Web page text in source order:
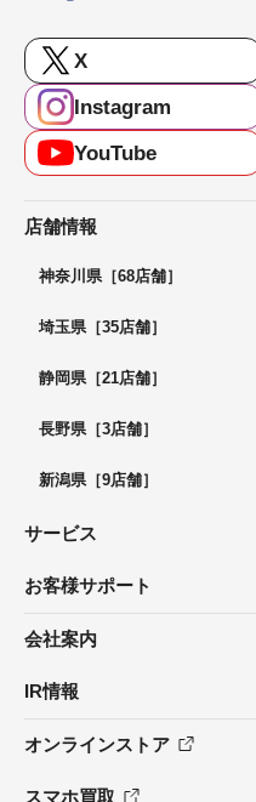
X
Instagram
YouTube
店舗情報
神奈川県［68店舗］
埼玉県［35店舗］
静岡県［21店舗］
長野県［3店舗］
新潟県［9店舗］
サービス
お客様サポート
会社案内
IR情報
オンラインストア
スマホ買取